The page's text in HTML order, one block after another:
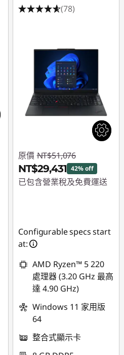
(78)
原價 NT$51,076
NT$29,431 42% off
已包含營業稅及免費運送
Configurable specs start
at:
AMD Ryzen™ 5 220
處理器 (3.20 GHz 最高
達 4.90 GHz)
Windows 11 家用版
64
整合式顯示卡